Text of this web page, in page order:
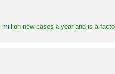
new cases a year and is a